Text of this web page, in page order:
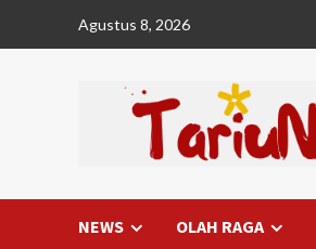
Agustus 8, 2026
NEWS OLAH RAGA